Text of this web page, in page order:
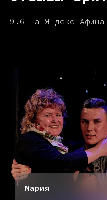
9.6 на Яндекс Афиша
Мария